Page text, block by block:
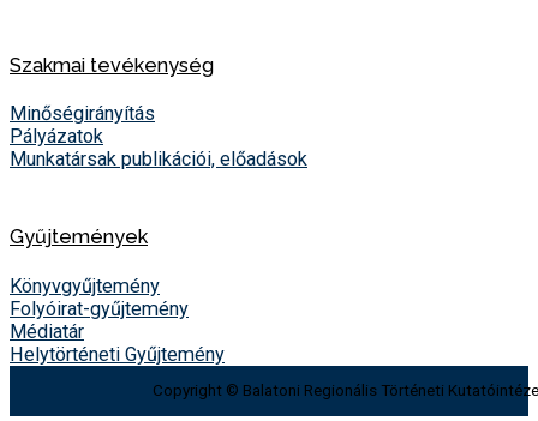
Szakmai tevékenység
Minőségirányítás
Pályázatok
Munkatársak publikációi, előadások
Gyűjtemények
Könyvgyűjtemény
Folyóirat-gyűjtemény
Médiatár
Helytörténeti Gyűjtemény
Copyright © Balatoni Regionális Történeti